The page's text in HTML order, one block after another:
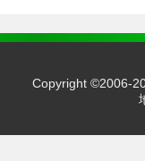
Copyright ©2006-